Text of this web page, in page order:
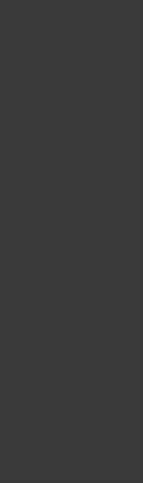
لا تأتي
أن سفن
مسافة
يُؤكد
الأبيض
لا
دون أن
العديد
يزال
الهجرة
فُقدوا خلال
واحد يوميا،
​​بين